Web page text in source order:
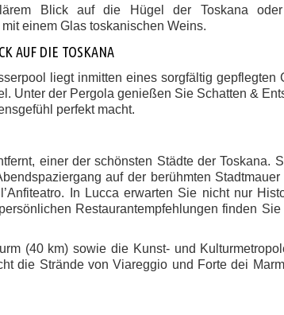
Blick auf die Hügel der Toskana
einem Glas toskanischen Weins.
AUF DIE TOSKANA
liegt inmitten eines sorgfältig gepflegten
. Unter der Pergola genießen Sie Schatten &
perfekt macht.
einer der schönsten Städte der Toskana.
auf der berühmten
In Lucca erwarten Sie nicht nur
Restaurantempfehlungen finden Sie
(40 km) sowie die Kunst- und
die Strände von Viareggio und Forte dei